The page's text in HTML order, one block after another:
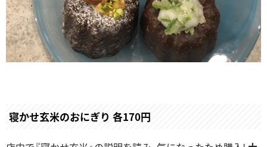
寝かせ玄米のおにぎり 各170円